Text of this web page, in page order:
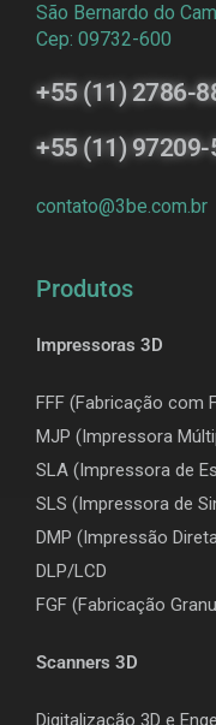
São Bernardo do
Cep: 09732-600
+55 (11) 2786-
+55 (11) 97209-
contato@3be.com.br
Produtos
Impressoras 3D
FFF (Fabricação com
MJP (Impressora
SLA (Impressora de
SLS (Impressora de
DMP (Impressão
DLP/LCD
FGF (Fabricação
Scanners 3D
Digitalização 3D e